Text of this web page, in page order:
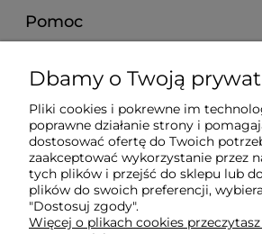
Pomoc
Moje konto
Płatności i dostawa
Informacje
O nas
Dbamy o Twoją
Pliki cookies i pokrewne im
poprawne działanie strony i
dostosować ofertę do Twoich
zaakceptować wykorzystanie przez
tych plików i przejść do sklepu lub
plików do swoich preferencji,
"Dostosuj zgody".
Więcej o plikach cookies